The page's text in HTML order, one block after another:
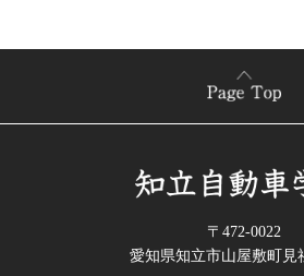
〒472-0022
愛知県知立市山屋敷町見